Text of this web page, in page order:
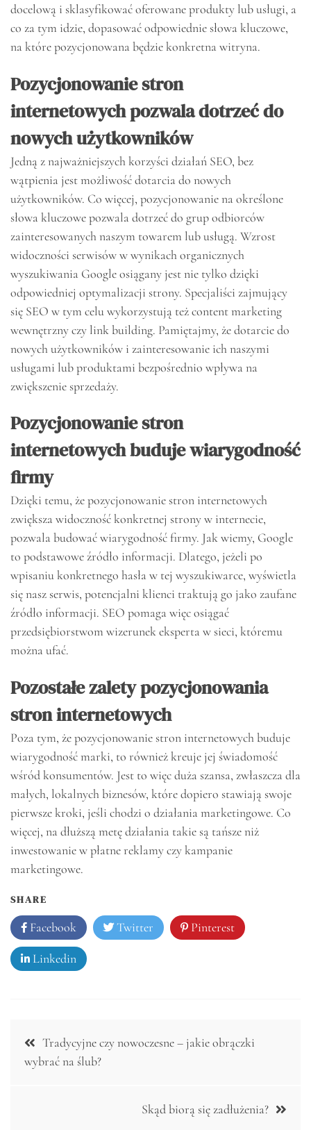
docelową i sklasyfikować oferowane produkty lub usługi, a
co za tym idzie, dopasować odpowiednie słowa kluczowe,
na które pozycjonowana będzie konkretna witryna.
Pozycjonowanie stron
internetowych pozwala dotrzeć do
nowych użytkowników
Jedną z najważniejszych korzyści działań SEO, bez
wątpienia jest możliwość dotarcia do nowych
użytkowników. Co więcej, pozycjonowanie na określone
słowa kluczowe pozwala dotrzeć do grup odbiorców
zainteresowanych naszym towarem lub usługą. Wzrost
widoczności serwisów w wynikach organicznych
wyszukiwania Google osiągany jest nie tylko dzięki
odpowiedniej optymalizacji strony. Specjaliści zajmujący
się SEO w tym celu wykorzystują też content marketing
wewnętrzny czy link building. Pamiętajmy, że dotarcie do
nowych użytkowników i zainteresowanie ich naszymi
usługami lub produktami bezpośrednio wpływa na
zwiększenie sprzedaży.
Pozycjonowanie stron
internetowych buduje wiarygodność
firmy
Dzięki temu, że pozycjonowanie stron internetowych
zwiększa widoczność konkretnej strony w internecie,
pozwala budować wiarygodność firmy. Jak wiemy, Google
to podstawowe źródło informacji. Dlatego, jeżeli po
wpisaniu konkretnego hasła w tej wyszukiwarce, wyświetla
się nasz serwis, potencjalni klienci traktują go jako zaufane
źródło informacji. SEO pomaga więc osiągać
przedsiębiorstwom wizerunek eksperta w sieci, któremu
można ufać.
Pozostałe zalety pozycjonowania
stron internetowych
Poza tym, że pozycjonowanie stron internetowych buduje
wiarygodność marki, to również kreuje jej świadomość
wśród konsumentów. Jest to więc duża szansa, zwłaszcza dla
małych, lokalnych biznesów, które dopiero stawiają swoje
pierwsze kroki, jeśli chodzi o działania marketingowe. Co
więcej, na dłuższą metę działania takie są tańsze niż
inwestowanie w płatne reklamy czy kampanie
marketingowe.
SHARE
Facebook Twitter Pinterest
Linkedin
Nawigacja
wpisu
Tradycyjne czy nowoczesne – jakie obrączki
wybrać na ślub?
Skąd biorą się zadłużenia?